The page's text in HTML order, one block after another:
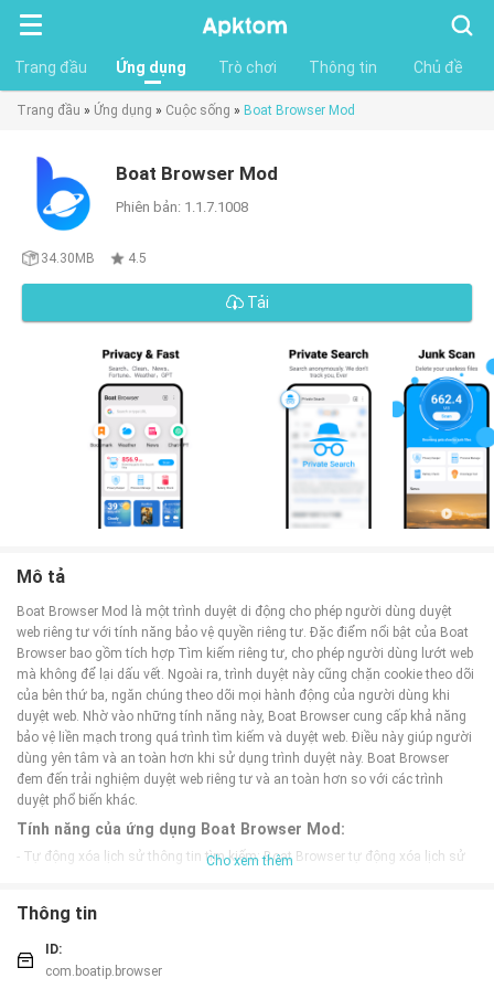
Tìm
kiếm
Trang đầu
Ứng dụng Trò chơi Thông tin Chủ đề
Trang đầu » Ứng dụng » Cuộc sống » Boat Browser Mod
Boat Browser Mod
Phiên bản: 1.1.7.1008
34.30MB 4.5
Tải
Mô tả
Boat Browser Mod là một trình duyệt di động cho phép người dùng duyệt
web riêng tư với tính năng bảo vệ quyền riêng tư. Đặc điểm nổi bật của Boat
Browser bao gồm tích hợp Tìm kiếm riêng tư, cho phép người dùng lướt web
mà không để lại dấu vết. Ngoài ra, trình duyệt này cũng chặn cookie theo dõi
của bên thứ ba, ngăn chúng theo dõi mọi hành động của người dùng khi
duyệt web. Nhờ vào những tính năng này, Boat Browser cung cấp khả năng
bảo vệ liền mạch trong quá trình tìm kiếm và duyệt web. Điều này giúp người
dùng yên tâm và an toàn hơn khi sử dụng trình duyệt này. Boat Browser
đem đến trải nghiệm duyệt web riêng tư và an toàn hơn so với các trình
duyệt phổ biến khác.
Tính năng của ứng dụng Boat Browser Mod:
- Tự động xóa lịch sử thông tin tìm kiếm: Boat Browser tự động xóa lịch sử
- Chế độ đọc ngoại tuyến: Ứng dụng cho phép lưu trữ và truy cập vào các
trang web đã truy cập trước đó ngay cả khi không có kết nối Internet, giúp
người dùng duyệt web mọi lúc, mọi nơi.
- Chặn quảng cáo: Boat Browser có tính năng chặn quảng cáo tự động, giúp
Cho xem thêm
Thông tin
ID:
com.boatip.browser